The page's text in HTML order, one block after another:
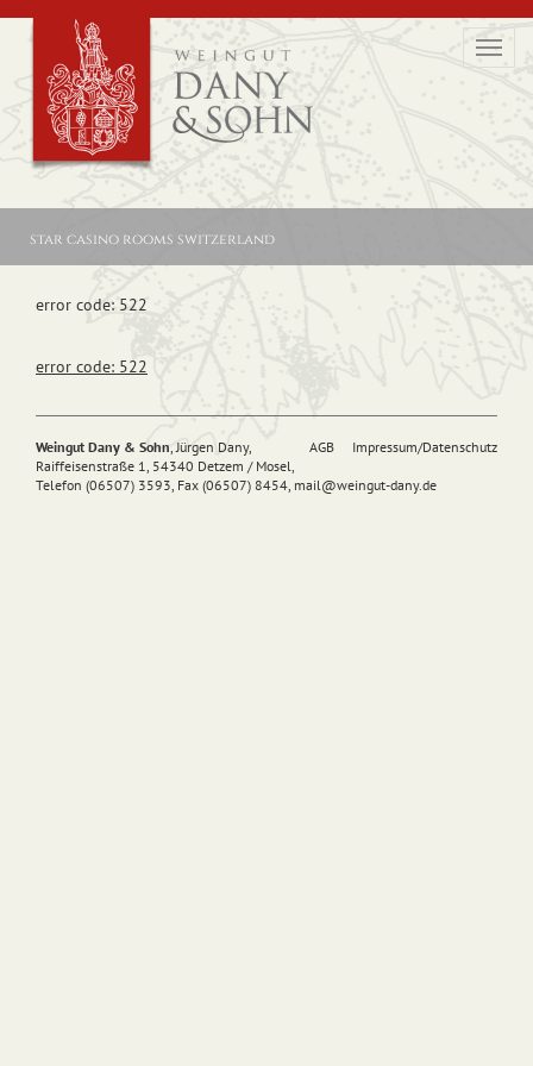
star casino rooms switzerland
error code: 522
error code: 522
AGB Impressum/Datenschutz
Weingut Dany & Sohn, Jürgen Dany,
Raiffeisenstraße 1, 54340 Detzem / Mosel,
Telefon (06507) 3593, Fax (06507) 8454, mail@weingut-dany.de